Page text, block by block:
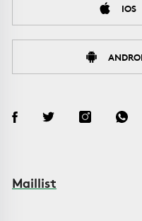
IOS
Maillist